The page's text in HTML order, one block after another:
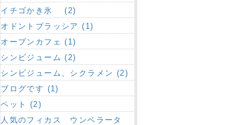
イチゴかき氷 (2)
オドントブラッシア (1)
オープンカフェ (1)
シンビジューム (2)
シンビジューム、シクラメン (2)
ブログです (1)
ペット (2)
人気のフィカス ウンベラータ